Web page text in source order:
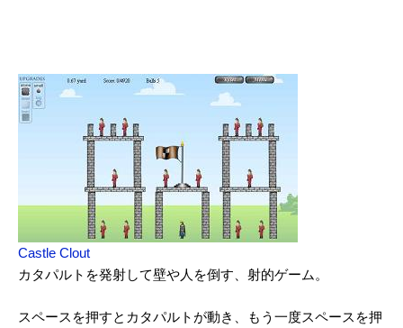
Castle Clout
カタパルトを発射して壁や人を倒す、射的ゲーム。
スペースを押すとカタパルトが動き、もう一度スペースを押